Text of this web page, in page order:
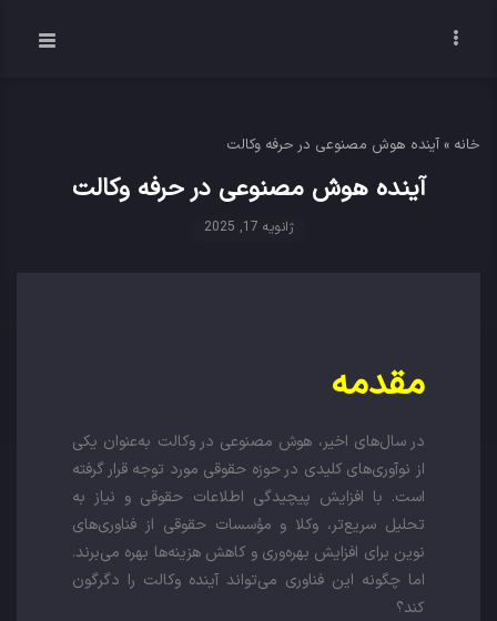
خانه » آینده هوش مصنوعی در حرفه وکالت
آینده هوش مصنوعی در حرفه وکالت
ژانویه 17, 2025
مقدمه
در سال‌های اخیر، هوش مصنوعی در وکالت به‌عنوان یکی
از نوآوری‌های کلیدی در حوزه حقوقی مورد توجه قرار گرفته
است. با افزایش پیچیدگی اطلاعات حقوقی و نیاز به
تحلیل سریع‌تر، وکلا و مؤسسات حقوقی از فناوری‌های
نوین برای افزایش بهره‌وری و کاهش هزینه‌ها بهره می‌برند.
اما چگونه این فناوری می‌تواند آینده وکالت را دگرگون
کند؟